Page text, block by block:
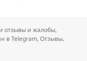
отзывы и жалобы,
в Telegram,Отзывы,